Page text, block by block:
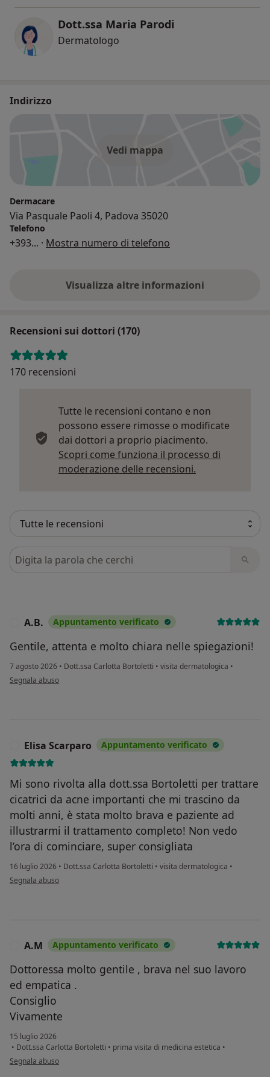
Dott.ssa Maria Parodi
Dermatologo
Indirizzo
Vedi mappa
Dermacare
Via Pasquale Paoli 4, Padova 35020
Telefono
+393... · Mostra numero di telefono
Visualizza altre informazioni
Recensioni sui dottori (170)
170 recensioni
Tutte le recensioni contano e non
possono essere rimosse o modificate
dai dottori a proprio piacimento.
Scopri come funziona il processo di
moderazione delle recensioni.
Cerca nelle recensioni
A.B. Appuntamento verificato
Gentile, attenta e molto chiara nelle spiegazioni!
7 agosto 2026 • Dott.ssa Carlotta Bortoletti • visita dermatologica •
secondo l'opinione dell'utente A.B.
Segnala abuso
Elisa Scarparo Appuntamento verificato
Mi sono rivolta alla dott.ssa Bortoletti per trattare
cicatrici da acne importanti che mi trascino da
molti anni, è stata molto brava e paziente ad
illustrarmi il trattamento completo! Non vedo
l’ora di cominciare, super consigliata
16 luglio 2026 • Dott.ssa Carlotta Bortoletti • visita dermatologica •
secondo l'opinione dell'utente Elisa Scarparo
Segnala abuso
A.M Appuntamento verificato
Dottoressa molto gentile , brava nel suo lavoro
ed empatica .
Consiglio
Vivamente
15 luglio 2026
• Dott.ssa Carlotta Bortoletti • prima visita di medicina estetica •
secondo l'opinione dell'utente A.M
Segnala abuso